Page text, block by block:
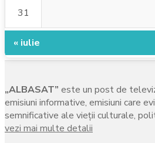
31
« iulie
„ALBASAT” este un post de
emisiuni informative, emisiuni care
semnificative ale vieţii culturale,
vezi mai multe detalii